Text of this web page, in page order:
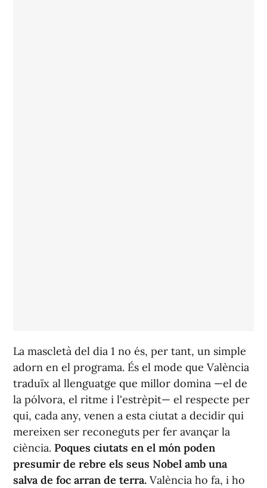
La mascletà del dia 1 no és, per tant, un simple
adorn en el programa. És el mode que València
traduïx al llenguatge que millor domina —el de
la pólvora, el ritme i l'estrèpit— el respecte per
qui, cada any, venen a esta ciutat a decidir qui
mereixen ser reconeguts per fer avançar la
ciència. Poques ciutats en el món poden
presumir de rebre els seus Nobel amb una
salva de foc arran de terra. València ho fa, i ho